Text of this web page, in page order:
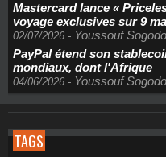
Mastercard lance «
voyage exclusives sur 9
02/07/2026 - Youssouf
PayPal étend son
mondiaux, dont l'Afrique
04/06/2026 - Youssouf
TAGS